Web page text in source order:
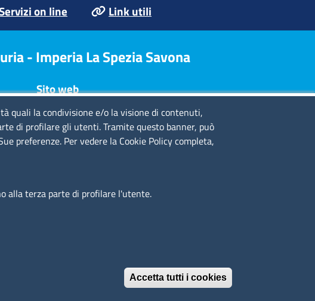
on line Link utili
- Imperia La Spezia Savona
Sito web
Note legali
Privacy policy
Dichiarazione di accessibilità
Accesso riservato
Aziende speciali
Agricoltura Riviere di Liguria - Imperia La Spezia Savona
quali la condivisione e/o la visione di contenuti,
di profilare gli utenti. Tramite questo banner, può
preferenze. Per vedere la Cookie Policy completa,
alla terza parte di profilare l'utente.
Accetta tutti i cookies